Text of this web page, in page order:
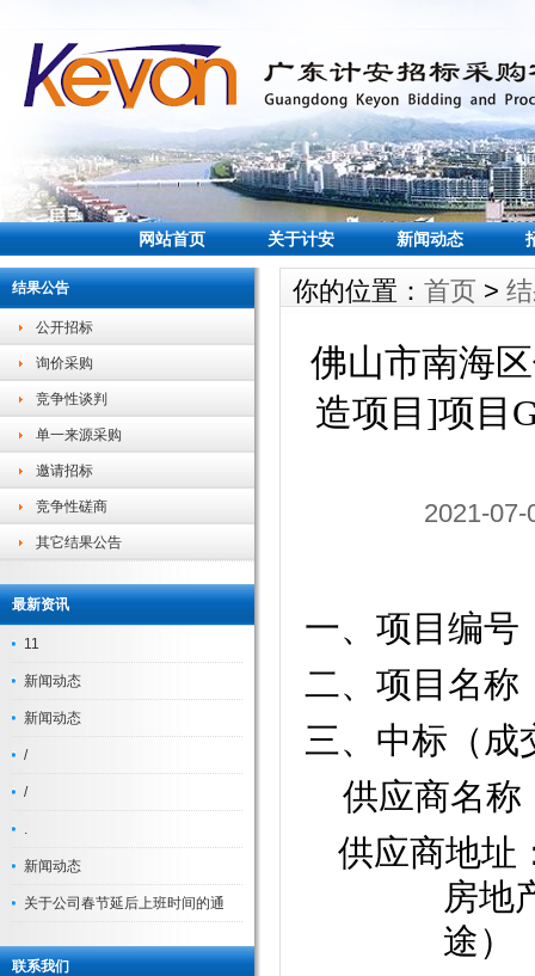
网站首页 关于计安 新闻动态
结果公告
公开招标
询价采购
竞争性谈判
单一来源采购
邀请招标
竞争性磋商
其它结果公告
最新资讯
11
新闻动态
新闻动态
/
/
.
新闻动态
关于公司春节延后上班时间的通
联系我们
你的位置： 首页 >
佛山市南海
造项目]项目
2021-
一、项目编号
二、项目名称
三、中标（成
供应商名称
供应商地址
房地
途）